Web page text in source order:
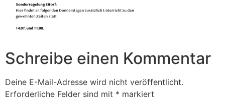
Schreibe einen Kommentar
Deine E-Mail-Adresse wird nicht veröffentlicht.
Erforderliche Felder sind mit * markiert